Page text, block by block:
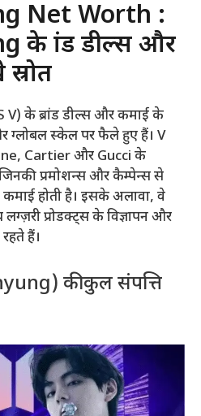
Net Worth :
के ब्रांड डील्स और
V) के ब्रांड डील्स और कमाई के
ग्लोबल स्केल पर फैले हुए हैं। V
Cartier और Gucci के
प्रमोशन्स और कैम्पेन्स से
होती है। इसके अलावा, वे
प्रोडक्ट्स के विज्ञापन और
हैं।
की कुल संपत्ति